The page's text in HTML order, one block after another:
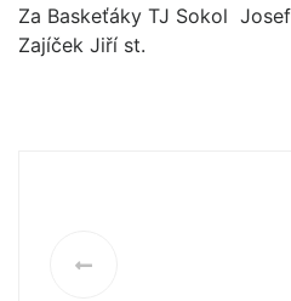
Za Baskeťáky TJ Sokol
Zajíček Jiří st.